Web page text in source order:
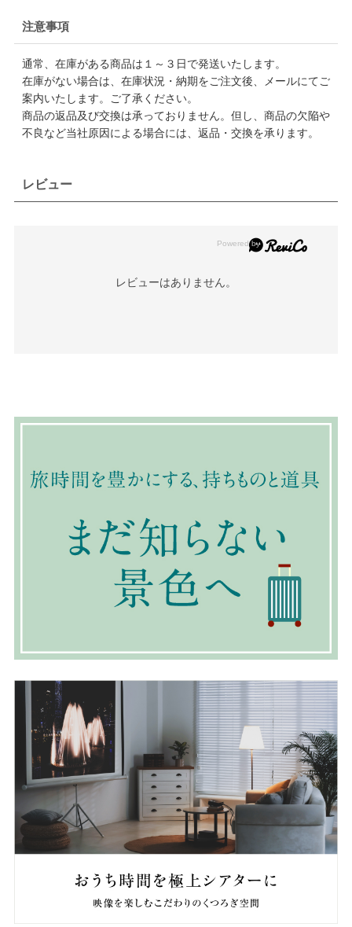
注意事項
通常、在庫がある商品は１～３日で発送いたします。
在庫がない場合は、在庫状況・納期をご注文後、メールにてご
案内いたします。ご了承ください。
商品の返品及び交換は承っておりません。但し、商品の欠陥や
不良など当社原因による場合には、返品・交換を承ります。
レビュー
レビューはありません。